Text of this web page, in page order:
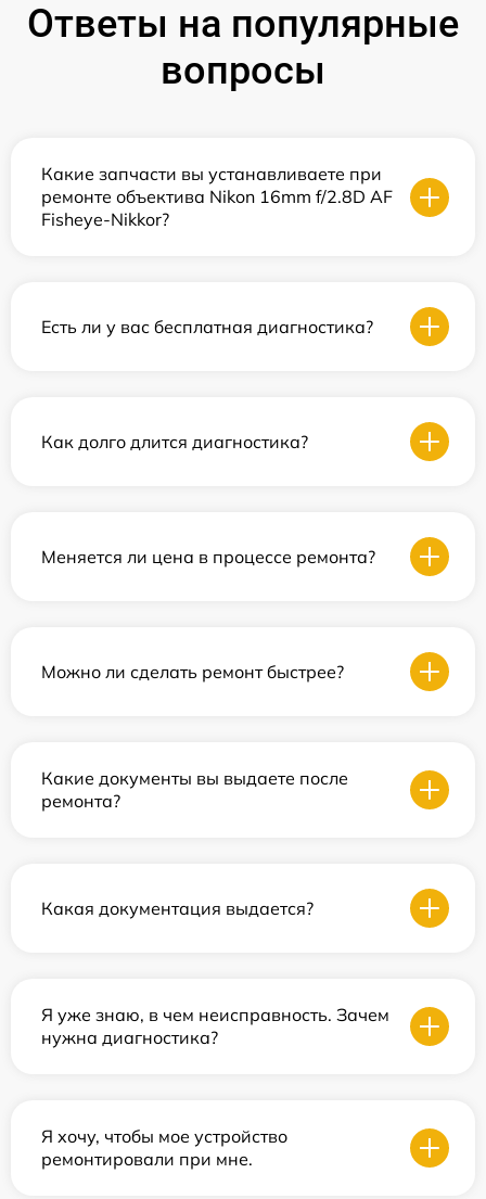
Ответы на популярные
вопросы
Какие запчасти вы устанавливаете при
ремонте объектива Nikon 16mm f/2.8D AF
Fisheye-Nikkor?
Есть ли у вас бесплатная диагностика?
Как долго длится диагностика?
Меняется ли цена в процессе ремонта?
Можно ли сделать ремонт быстрее?
Какие документы вы выдаете после
ремонта?
Какая документация выдается?
Я уже знаю, в чем неисправность. Зачем
нужна диагностика?
Я хочу, чтобы мое устройство
ремонтировали при мне.